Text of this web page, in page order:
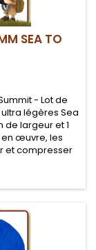
SEA TO
- Lot de
légères Sea
de largeur et 1
œuvre, les
et compresser
(sac de